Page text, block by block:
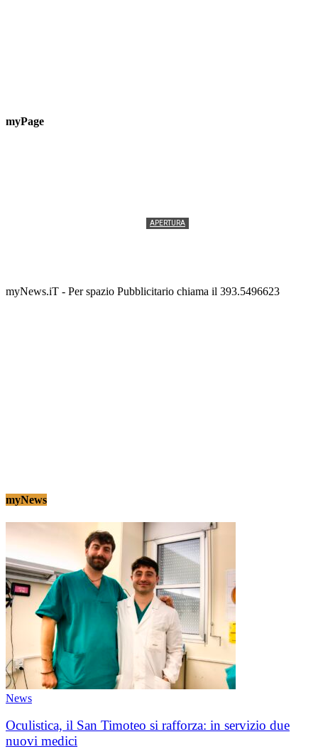
myPage
APERTURA
myNews.iT - Per spazio Pubblicitario chiama il 393.5496623
myNews
News
Oculistica, il San Timoteo si rafforza: in servizio due
nuovi medici